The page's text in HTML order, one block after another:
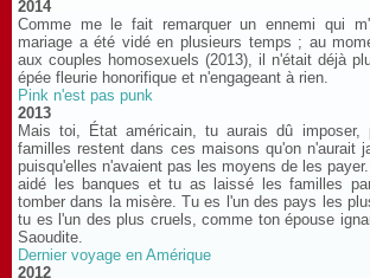
2014
Comme me le fait remarquer un ennemi qui
mariage a été vidé en plusieurs temps ; au
aux couples homosexuels (2013), il n'était déjà
épée fleurie honorifique et n'engageant à rien.
Pink n'est pas punk
2013
Mais toi, État américain, tu aurais dû
familles restent dans ces maisons qu'on n'aurait
puisqu'elles n'avaient pas les moyens de les
aidé les banques et tu as laissé les familles
tomber dans la misère. Tu es l'un des pays les
tu es l'un des plus cruels, comme ton épouse
Saoudite.
Dernier voyage en Amérique
2012